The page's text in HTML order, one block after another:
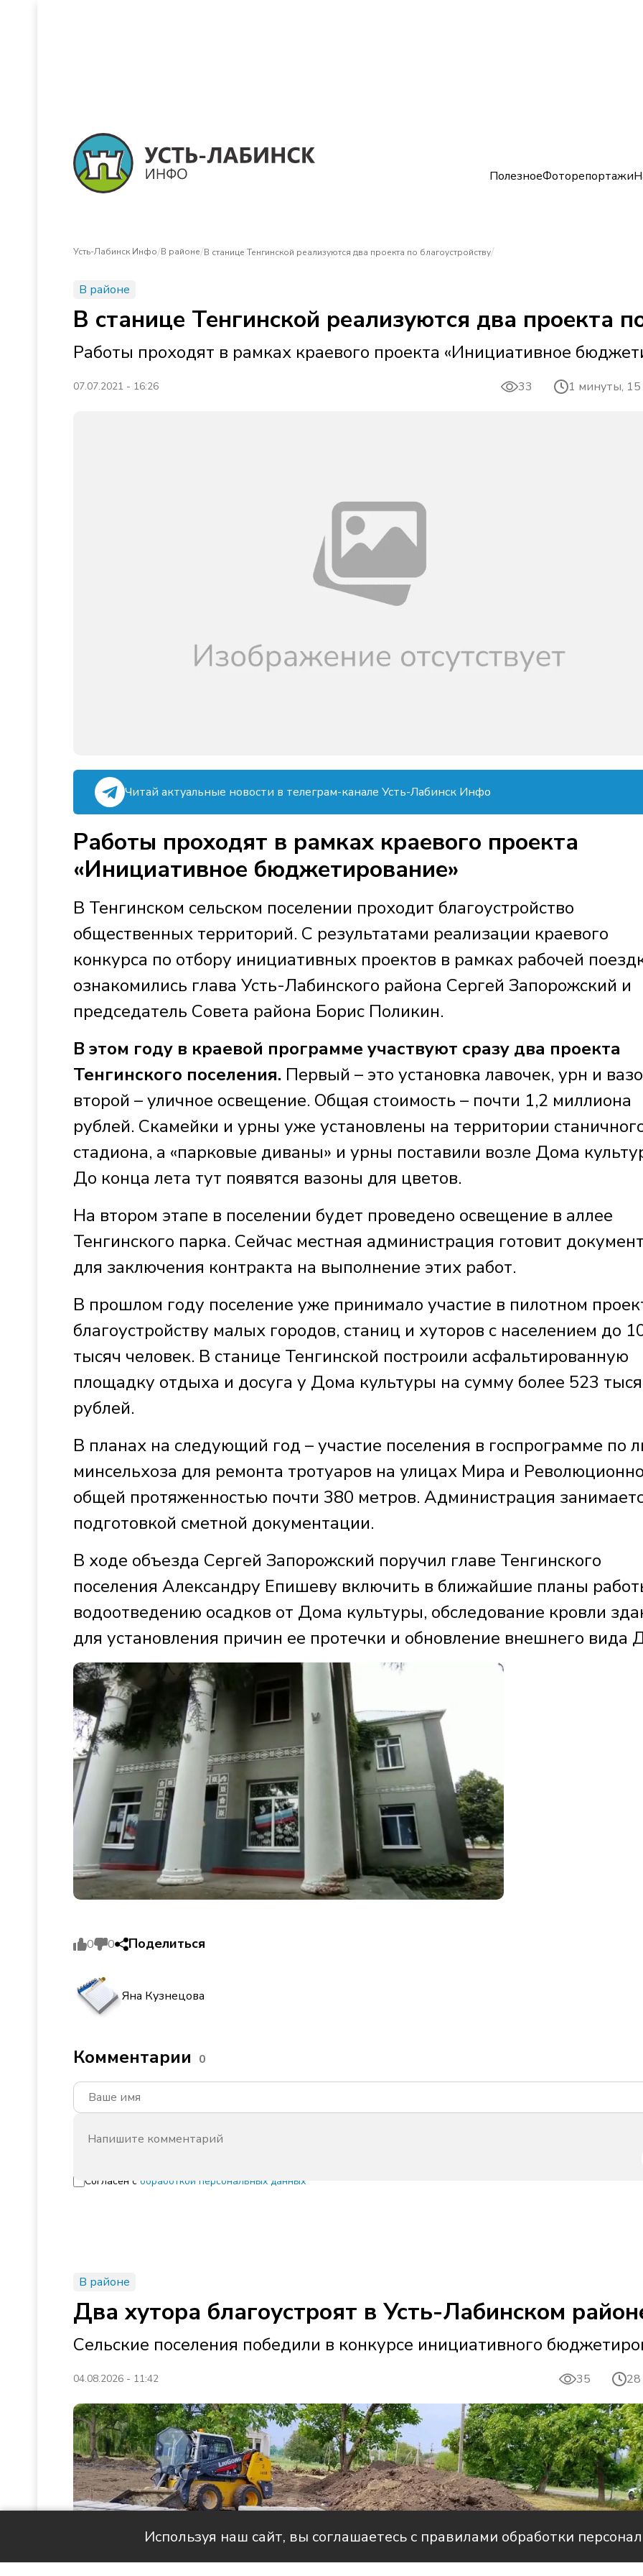
ПолезноеФоторепортажи
Усть-Лабинск Инфо/В районе/В станице Тенгинской реализуются два проекта по благоустройству/
В районе
В станице Тенгинской реализуются два проекта
Работы проходят в рамках краевого проекта «Инициативное
07.07.2021 - 16:26 33 1 минуты, 15
Читай актуальные новости в телеграм-канале Усть-Лабинск Инфо
Работы проходят в рамках краевого проекта
«Инициативное бюджетирование»
В Тенгинском сельском поселении проходит благоустройство
общественных территорий. С результатами реализации краевого
конкурса по отбору инициативных проектов в рамках рабочей
ознакомились глава Усть-Лабинского района Сергей Запорожский и
председатель Совета района Борис Поликин.
В этом году в краевой программе участвуют сразу два проекта
Тенгинского поселения. Первый – это установка лавочек, урн и
второй – уличное освещение. Общая стоимость – почти 1,2 миллиона
рублей. Скамейки и урны уже установлены на территории
стадиона, а «парковые диваны» и урны поставили возле Дома
До конца лета тут появятся вазоны для цветов.
На втором этапе в поселении будет проведено освещение в аллее
Тенгинского парка. Сейчас местная администрация готовит
для заключения контракта на выполнение этих работ.
В прошлом году поселение уже принимало участие в пилотном
благоустройству малых городов, станиц и хуторов с населением до
тысяч человек. В станице Тенгинской построили асфальтированную
площадку отдыха и досуга у Дома культуры на сумму более 523
рублей.
В планах на следующий год – участие поселения в госпрограмме по
минсельхоза для ремонта тротуаров на улицах Мира и
общей протяженностью почти 380 метров. Администрация
подготовкой сметной документации.
В ходе объезда Сергей Запорожский поручил главе Тенгинского
поселения Александру Епишеву включить в ближайшие планы
водоотведению осадков от Дома культуры, обследование кровли
для установления причин ее протечки и обновление внешнего вида
0 0 Поделиться
Яна Кузнецова
Комментарии 0
Согласен с обработкой персональных данных
В районе
Два хутора благоустроят в Усть-Лабинском
Сельские поселения победили в конкурсе инициативного
04.08.2026 - 11:42 35 28
Используя наш сайт, вы соглашаетесь с правилами обработки